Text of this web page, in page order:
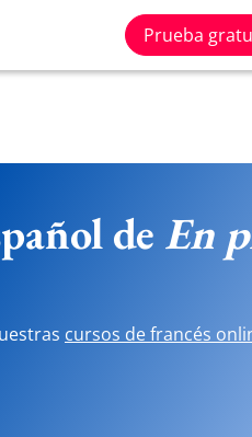
Prueba
de En
cursos de francés